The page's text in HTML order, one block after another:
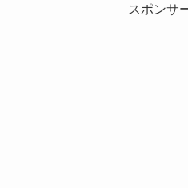
スポンサ